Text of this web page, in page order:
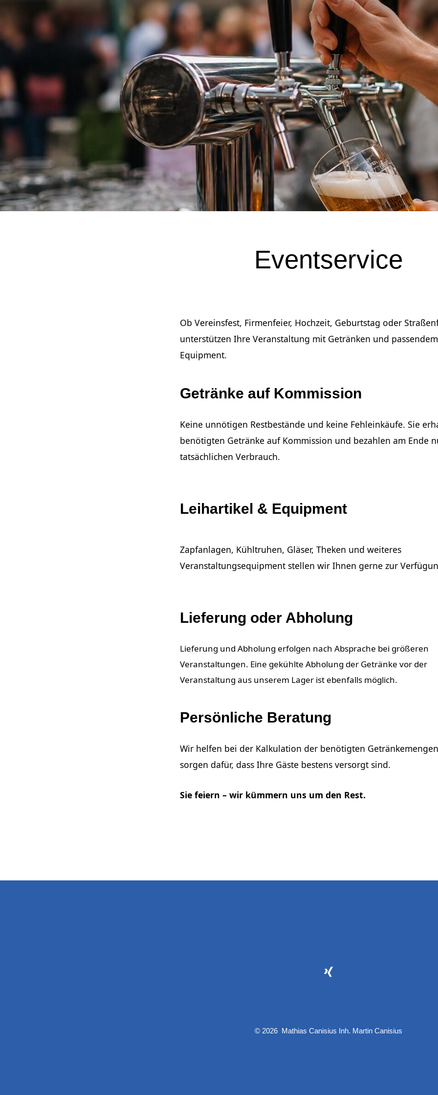
Eventservice
Ob Vereinsfest, Firmenfeier, Hochzeit, Geburtstag oder
unterstützen Ihre Veranstaltung mit Getränken und passendem
Equipment.
Getränke auf Kommission
Keine unnötigen Restbestände und keine Fehleinkäufe. Sie
benötigten Getränke auf Kommission und bezahlen am Ende
tatsächlichen Verbrauch.
Leihartikel & Equipment
Zapfanlagen, Kühltruhen, Gläser, Theken und weiteres
Veranstaltungsequipment stellen wir Ihnen gerne zur
Lieferung oder Abholung
Lieferung und Abholung erfolgen nach Absprache bei größeren
Veranstaltungen. Eine gekühlte Abholung der Getränke vor der
Veranstaltung aus unserem Lager ist ebenfalls möglich.
Persönliche Beratung
Wir helfen bei der Kalkulation der benötigten
sorgen dafür, dass Ihre Gäste bestens versorgt sind.
Sie feiern – wir kümmern uns um den Rest.
Xing
Tab
© 2026 Mathias Canisius Inh. Martin Canisius